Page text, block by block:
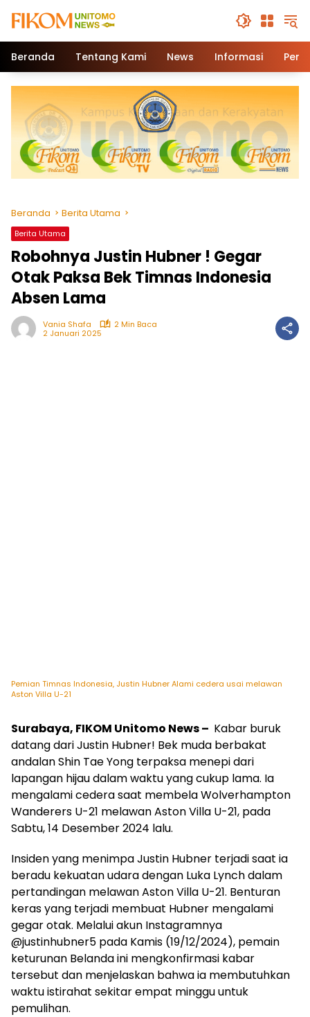
Beranda Tentang Kami News Informasi
Beranda Berita Utama
Berita Utama
Robohnya Justin Hubner ! Gegar
Otak Paksa Bek Timnas Indonesia
Absen Lama
Vania Shafa
2 Min Baca
2 Januari 2025
Pemian Timnas Indonesia, Justin Hubner Alami cedera usai melawan
Aston Villa U-21
Surabaya, FIKOM Unitomo News – Kabar buruk
datang dari Justin Hubner! Bek muda berbakat
andalan Shin Tae Yong terpaksa menepi dari
lapangan hijau dalam waktu yang cukup lama. Ia
mengalami cedera saat membela Wolverhampton
Wanderers U-21 melawan Aston Villa U-21, pada
Sabtu, 14 Desember 2024 lalu.
Insiden yang menimpa Justin Hubner terjadi saat ia
beradu kekuatan udara dengan Luka Lynch dalam
pertandingan melawan Aston Villa U-21. Benturan
keras yang terjadi membuat Hubner mengalami
gegar otak. Melalui akun Instagramnya
@justinhubner5 pada Kamis (19/12/2024), pemain
keturunan Belanda ini mengkonfirmasi kabar
tersebut dan menjelaskan bahwa ia membutuhkan
waktu istirahat sekitar empat minggu untuk
pemulihan.